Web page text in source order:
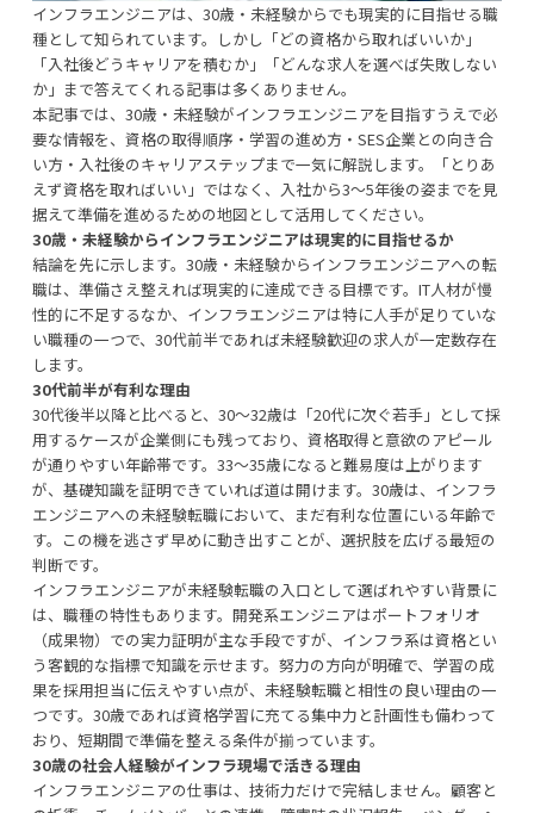
インフラエンジニアは、30歳・未経験からでも現実的に目指せる職
種として知られています。しかし「どの資格から取ればいいか」
「入社後どうキャリアを積むか」「どんな求人を選べば失敗しない
か」まで答えてくれる記事は多くありません。
本記事では、30歳・未経験がインフラエンジニアを目指すうえで必
要な情報を、資格の取得順序・学習の進め方・SES企業との向き合
い方・入社後のキャリアステップまで一気に解説します。「とりあ
えず資格を取ればいい」ではなく、入社から3〜5年後の姿までを見
据えて準備を進めるための地図として活用してください。
30歳・未経験からインフラエンジニアは現実的に目指せるか
結論を先に示します。30歳・未経験からインフラエンジニアへの転
職は、準備さえ整えれば現実的に達成できる目標です。IT人材が慢
性的に不足するなか、インフラエンジニアは特に人手が足りていな
い職種の一つで、30代前半であれば未経験歓迎の求人が一定数存在
します。
30代前半が有利な理由
30代後半以降と比べると、30〜32歳は「20代に次ぐ若手」として採
用するケースが企業側にも残っており、資格取得と意欲のアピール
が通りやすい年齢帯です。33〜35歳になると難易度は上がります
が、基礎知識を証明できていれば道は開けます。30歳は、インフラ
エンジニアへの未経験転職において、まだ有利な位置にいる年齢で
す。この機を逃さず早めに動き出すことが、選択肢を広げる最短の
判断です。
インフラエンジニアが未経験転職の入口として選ばれやすい背景に
は、職種の特性もあります。開発系エンジニアはポートフォリオ
（成果物）での実力証明が主な手段ですが、インフラ系は資格とい
う客観的な指標で知識を示せます。努力の方向が明確で、学習の成
果を採用担当に伝えやすい点が、未経験転職と相性の良い理由の一
つです。30歳であれば資格学習に充てる集中力と計画性も備わって
おり、短期間で準備を整える条件が揃っています。
30歳の社会人経験がインフラ現場で活きる理由
インフラエンジニアの仕事は、技術力だけで完結しません。顧客と